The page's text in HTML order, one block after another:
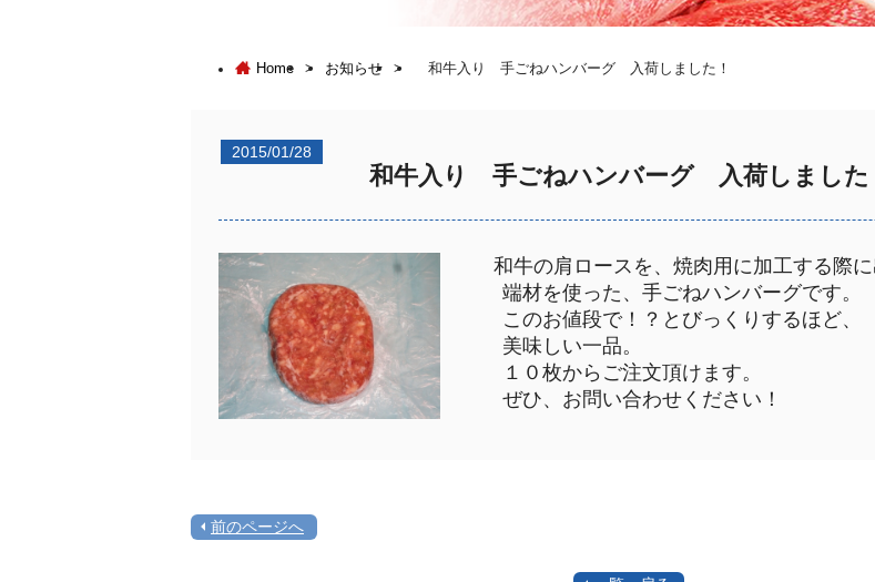
Home > お知らせ > 和牛入り 手ごねハンバーグ 入荷しました！
2015/01/28
和牛入り 手ごねハンバーグ 入荷しました
和牛の肩ロースを、焼肉用に加工する際
端材を使った、手ごねハンバーグです。
このお値段で！？とびっくりするほど、
美味しい一品。
１０枚からご注文頂けます。
ぜひ、お問い合わせください！
前のページへ